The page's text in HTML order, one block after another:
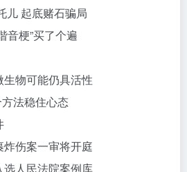
儿 起底赌石骗局
音梗”买了个遍
物可能仍具活性
法稳住心态
伤案一审将开庭
人民法院案例库